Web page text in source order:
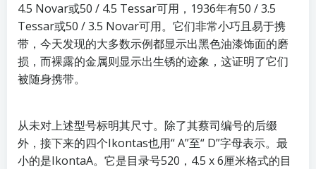
4.5 Novar或50 / 4.5 Tessar可用，1936年有50 / 3.5
Tessar或50 / 3.5 Novar可用。它们非常小巧且易于携
带，今天发现的大多数示例都显示出黑色油漆饰面的磨
损，而裸露的金属则显示出生锈的迹象，这证明了它们
被随身携带。
从未对上述型号标明其尺寸。除了其蔡司编号的后缀
外，接下来的四个Ikontas也用“ A”至“ D”字母表示。最
小的是IkontaA。它是目录号520，4.5 x 6厘米格式的目